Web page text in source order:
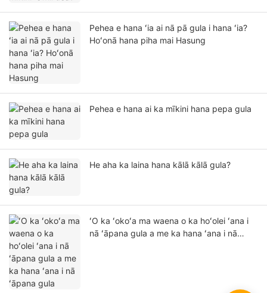
Pehea e hana ʻia ai nā pā gula i hana ʻia?
Hoʻonā hana piha mai Hasung
Pehea e hana ai ka mīkini hana pepa gula
He aha ka laina hana kālā kālā gula?
ʻO ka ʻokoʻa ma waena o ka hoʻolei ʻana i
nā ʻāpana gula a me ka hana ʻana i nā